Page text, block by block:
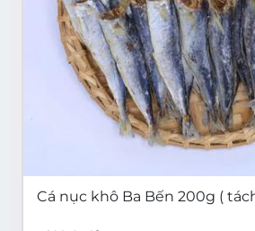
Cá nục khô Ba Bến 200g (